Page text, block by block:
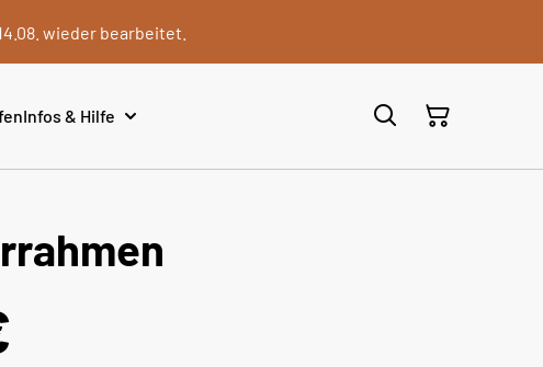
wieder bearbeitet.
Infos & Hilfe